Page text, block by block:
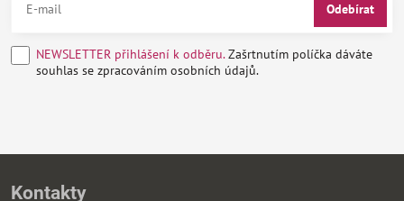
Odebírat
NEWSLETTER přihlášení k odběru.Zašrtnutím políčka dáváte
souhlas se zpracováním osobních údajů.
Kontakty